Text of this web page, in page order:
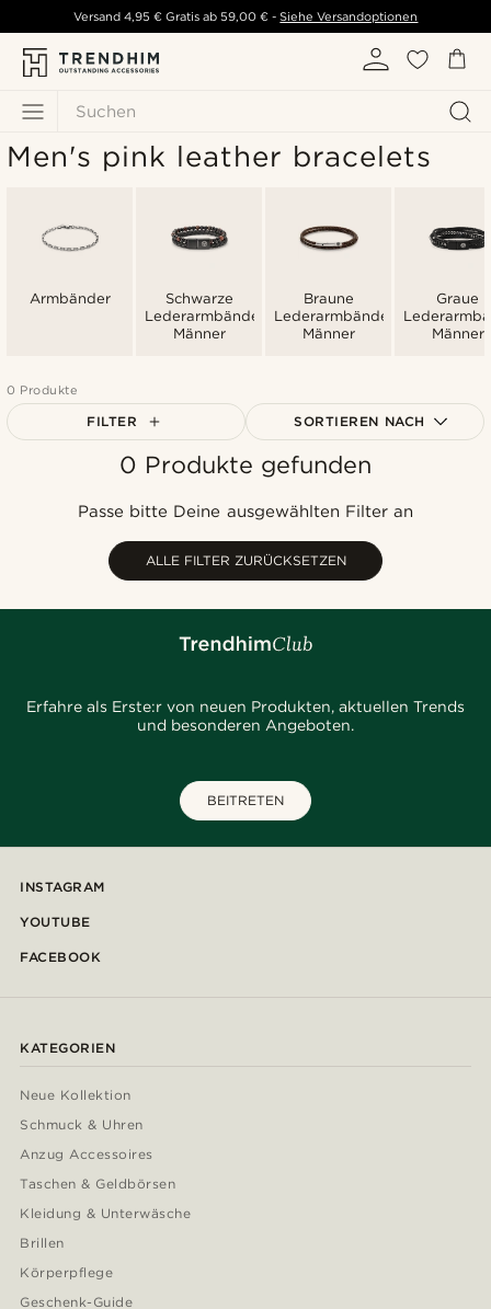
Suchen
Versand 4,95 € Gratis ab 59,00 € - Siehe Versandoptionen
Men's pink leather bracelets
Armbänder
Schwarze
Lederarmbänder
Männer
Braune
Lederarmbänder
Männer
Graue
Männer
0 Produkte
FILTER SORTIEREN NACH
Am Beliebtesten
Höchster Preis
0 Produkte gefunden
Passe bitte Deine ausgewählten Filter an
ALLE FILTER ZURÜCKSETZEN
Erfahre als Erste:r von neuen Produkten, aktuellen Trends
und besonderen Angeboten.
BEITRETEN
INSTAGRAM
YOUTUBE
FACEBOOK
KATEGORIEN
Neue Kollektion
Schmuck & Uhren
Anzug Accessoires
Taschen & Geldbörsen
Kleidung & Unterwäsche
Brillen
Körperpflege
Geschenk-Guide